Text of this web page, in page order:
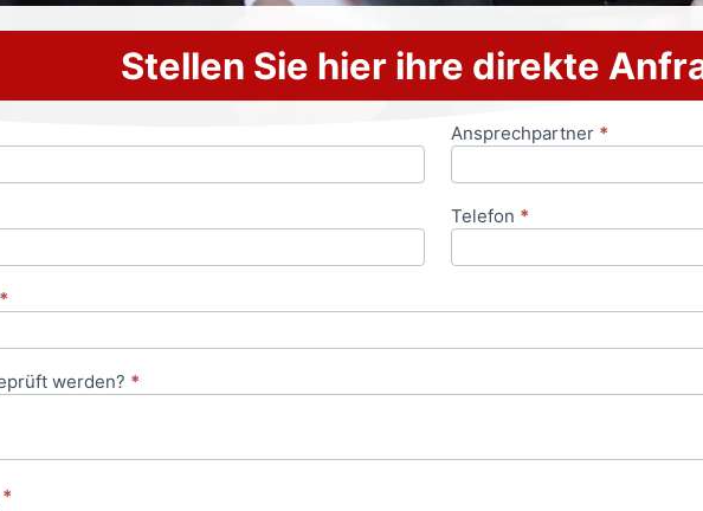
Stellen Sie hier ihre direkte
Ansprechpartner *
Telefon *
*
werden? *
*